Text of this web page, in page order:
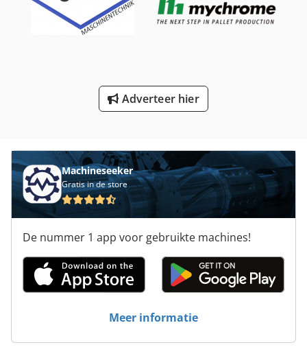
Vlak Bed Slijpmachine
Adverteer hier
Machineseeker
Gratis in de store
De nummer 1 app voor gebruikte machines!
Meer informatie